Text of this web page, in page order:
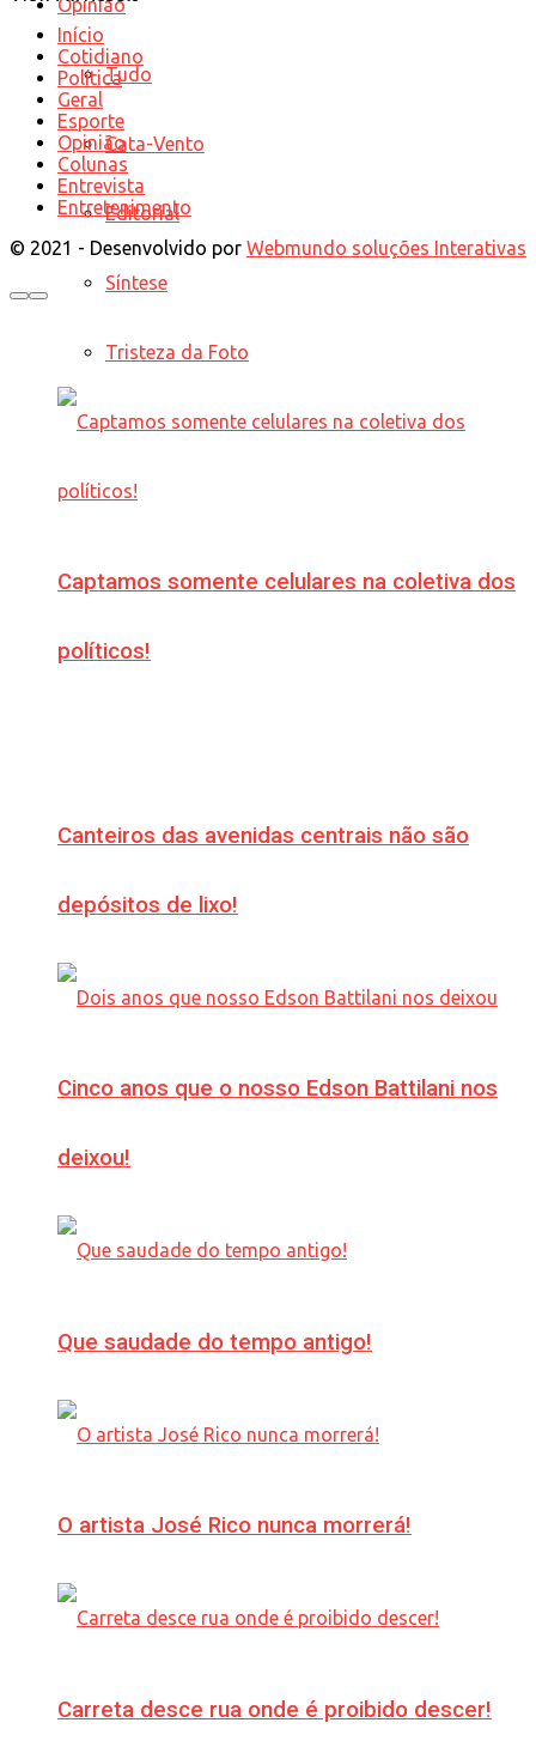
Opinião
Tudo
Cata-Vento
Editorial
Síntese
Tristeza da Foto
Captamos somente celulares na coletiva dos
políticos!
Canteiros das avenidas centrais não são
depósitos de lixo!
Cinco anos que o nosso Edson Battilani nos
deixou!
Que saudade do tempo antigo!
O artista José Rico nunca morrerá!
Carreta desce rua onde é proibido descer!
Início
Cotidiano
Política
Geral
Esporte
Opinião
Colunas
Entrevista
Entretenimento
© 2021 - Desenvolvido por Webmundo soluções Interativas